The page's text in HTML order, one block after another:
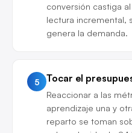
conversión castiga
lectura incremental,
genera la demanda.
5 Tocar el
Reaccionar a las
aprendizaje una y
reparto se toman